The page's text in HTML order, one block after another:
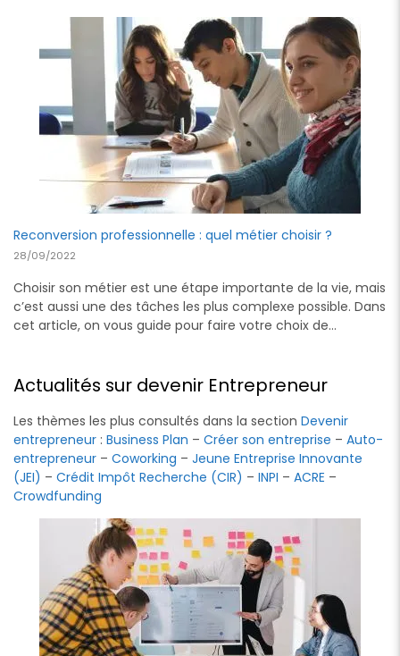
Reconversion professionnelle : quel métier choisir ?
28/09/2022
Choisir son métier est une étape importante de la vie, mais
c’est aussi une des tâches les plus complexe possible. Dans
cet article, on vous guide pour faire votre choix de…
Actualités sur devenir Entrepreneur
Les thèmes les plus consultés dans la section Devenir
entrepreneur : Business Plan – Créer son entreprise – Auto-
entrepreneur – Coworking – Jeune Entreprise Innovante
(JEI) – Crédit Impôt Recherche (CIR) – INPI – ACRE –
Crowdfunding